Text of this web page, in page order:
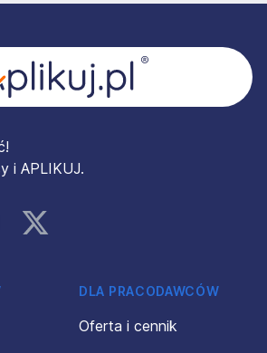
i APLIKUJ.
Instagram
DLA PRACODAWCÓW
Oferta i cennik